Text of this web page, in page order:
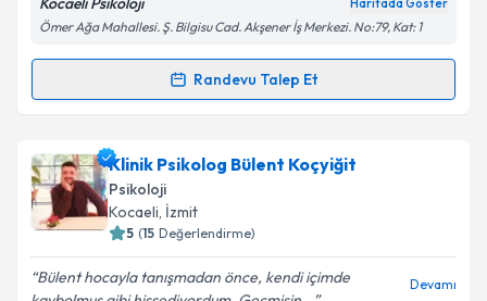
Metni'ni okudum ve kişisel verilerimin belirtilen
kapsamda işlenmesini kabul ediyorum.
Takvim Talebini Gönder
Kocaeli Psikoloji
Ömer Ağa Mahallesi. Ş. Bilgisu Cad. Akşener İş Merkezi. No:79, Kat: 1
Randevu Talep Et
Randevu Takvimi Talebi
Uzm. Psk. Kübra Şahin İpekiçin randevu takvimi
talebi oluşturun. Size bu uzmandan randevu almanız
için bir takvim hazırlandığında e-posta ile
bilgilendireceğiz.
E-posta Adresiniz
Klinik Psikolog Bülent Koçyiğit
Psikoloji
Kocaeli, İzmit
( Değerlendirme)
Bülent hocayla tanışmadan önce, kendi içimde